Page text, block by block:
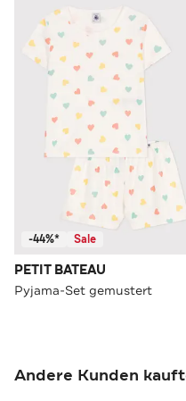
-44%* Sale
PETIT BATEAU
Pyjama-Set gemustert
Andere Kunden